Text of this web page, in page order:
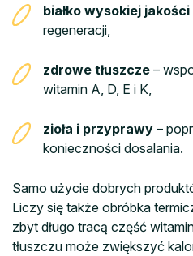
białko wysokiej jakości
regeneracji,
zdrowe tłuszcze –
witamin A, D, E i K,
zioła i przyprawy –
konieczności dosalania.
Samo użycie dobrych
Liczy się także obróbka
zbyt długo tracą część
tłuszczu może zwiększyć